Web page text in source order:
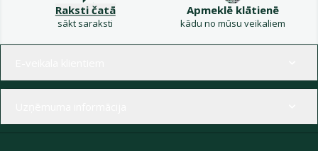
Raksti čatā
sākt saraksti
Apmeklē klātienē
kādu no mūsu veikaliem